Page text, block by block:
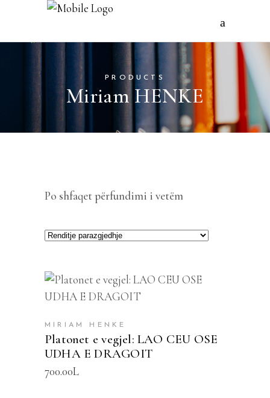
PRODUCTS
Miriam HENKE
Po shfaqet përfundimi i vetëm
SHTOJE NË SHPORTË
MIRIAM HENKE
Platonet e vegjel: LAO CEU OSE
UDHA E DRAGOIT
700.00L